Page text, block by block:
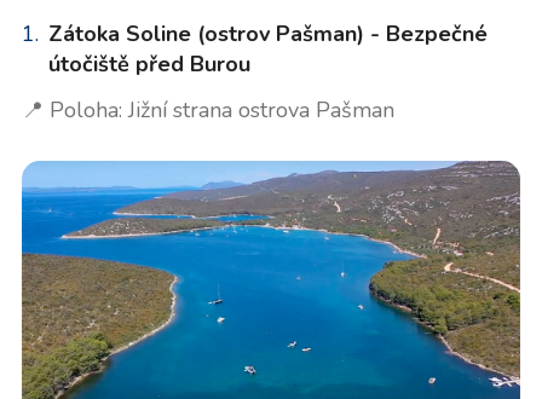
Zátoka Soline (ostrov Pašman) - Bezpečné
útočiště před Burou
📍 Poloha: Jižní strana ostrova Pašman